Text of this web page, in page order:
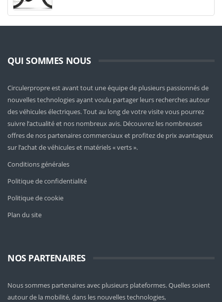
QUI SOMMES NOUS
Circulerpropre est avant tout une équipe de plusieurs passionnés de
nouvelles technologies ayant voulu partager leurs recherches autour
des véhicules électriques. Tout au long de votre visite vous pourrez
suivre l’actualité et nos nombreux avis. Découvrez les nombreuses
offres de nos partenaires commerciaux et profitez de prix avantageux
sur l’achat de véhicules et matériels « verts ».
Conditions générales
Politique de confidentialité
Politique de cookie
Plan du site
NOS PARTENAIRES
Nous sommes partenaires avec plusieurs plateformes. Quelles soient
autour de la mobilité, dans les nouvelles technologies,